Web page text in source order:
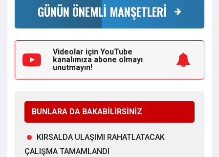
GÜNÜN ÖNEMLİ MANŞETLERİ
Videolar için YouTube
kanalımıza abone olmayı
unutmayın!
BUNLARA DA BAKABİLİRSİNİZ
KIRSALDA ULAŞIMI RAHATLATACAK
ÇALIŞMA TAMAMLANDI